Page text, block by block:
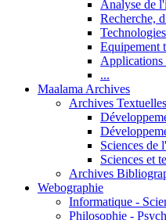
Analyse de
Recherche,
Equipement
Applications
...
Maalama Archives
Archives
Sciences de
Sciences et
Archives
Webographie
Informatique -
Philosophie -